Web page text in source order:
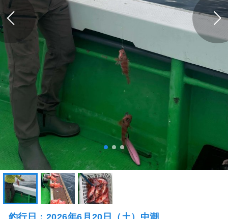
釣行日：2026年6月20日（土）中潮